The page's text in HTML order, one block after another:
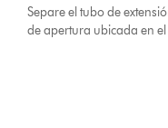
Separe el tubo de
de apertura ubicada en